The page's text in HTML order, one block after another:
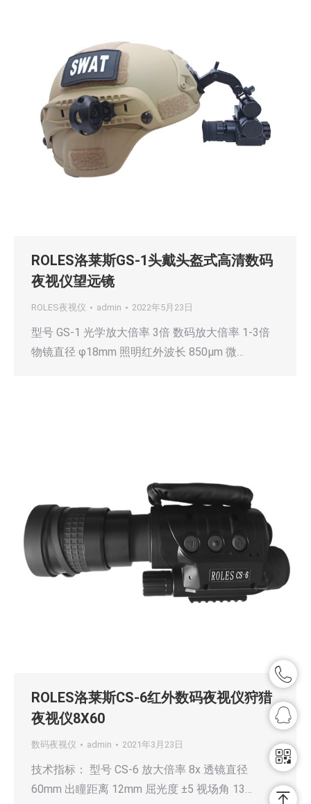
ROLES洛莱斯GS-1头戴头盔式高清数码
夜视仪望远镜
ROLES夜视仪 admin 2022年5月23日
型号 GS-1 光学放大倍率 3倍 数码放大倍率 1-3倍
物镜直径 φ18mm 照明红外波长 850µm 微…
ROLES洛莱斯CS-6红外数码夜视仪狩猎
夜视仪8X60
数码夜视仪 admin 2021年3月23日
技术指标： 型号 CS-6 放大倍率 8x 透镜直径
60mm 出瞳距离 12mm 屈光度 ±5 视场角 13…